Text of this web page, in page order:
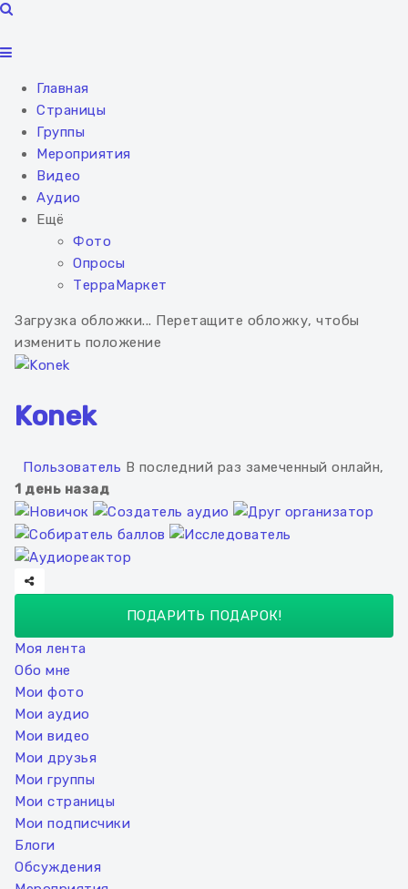
Главная
Страницы
Группы
Мероприятия
Видео
Аудио
Ещё
Фото
Опросы
ТерраМаркет
Загрузка обложки... Перетащите обложку, чтобы
изменить положение
Konek
Пользователь В последний раз замеченный онлайн,
1 день назад
ПОДАРИТЬ ПОДАРОК!
Моя лента
Обо мне
Мои фото
Мои аудио
Мои видео
Мои друзья
Мои группы
Мои страницы
Мои подписчики
Блоги
Обсуждения